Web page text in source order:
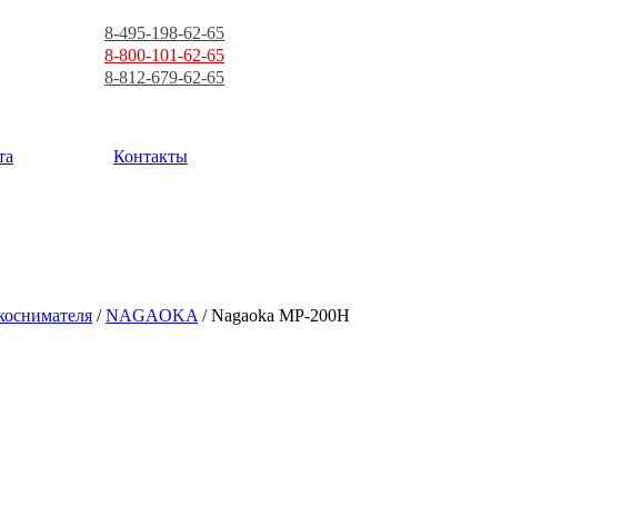
8-495-198-62-65
8-800-101-62-65
8-812-679-62-65
Контакты
/NAGAOKA / Nagaoka MP-200H